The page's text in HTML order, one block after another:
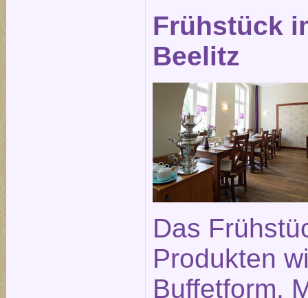
Frühstück
Beelitz
Das
Produkten
Buffetform,